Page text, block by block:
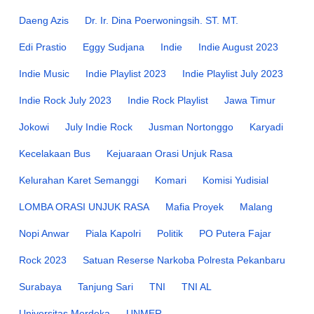
Daeng Azis Dr. Ir. Dina Poerwoningsih. ST. MT.
Edi Prastio Eggy Sudjana Indie Indie August 2023
Indie Music Indie Playlist 2023 Indie Playlist July 2023
Indie Rock July 2023 Indie Rock Playlist Jawa Timur
Jokowi July Indie Rock Jusman Nortonggo Karyadi
Kecelakaan Bus Kejuaraan Orasi Unjuk Rasa
Kelurahan Karet Semanggi Komari Komisi Yudisial
LOMBA ORASI UNJUK RASA Mafia Proyek Malang
Nopi Anwar Piala Kapolri Politik PO Putera Fajar
Rock 2023 Satuan Reserse Narkoba Polresta Pekanbaru
Surabaya Tanjung Sari TNI TNI AL